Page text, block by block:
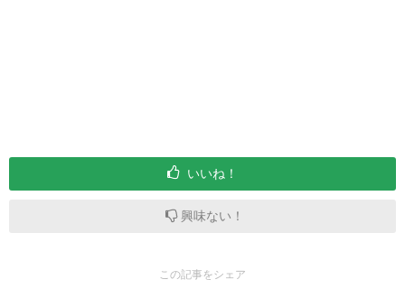
いいね！
興味ない！
この記事をシェア